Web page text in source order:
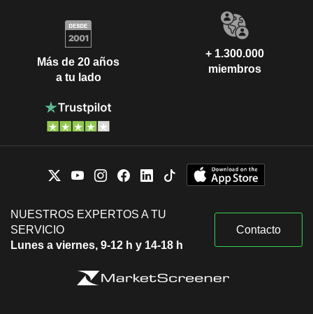
Más de 20 años
a tu lado
+ 1.300.000
miembros
NUESTROS EXPERTOS A TU
SERVICIO
Lunes a viernes, 9-12 h y 14-18 h
Contacto